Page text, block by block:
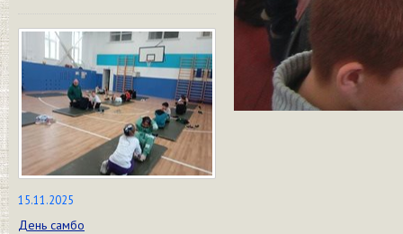
15.11.2025
День самбо